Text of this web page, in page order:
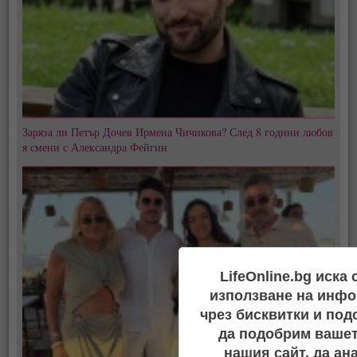
Заряза ли Петър Дочев Ирмена Чичикова? След 8 години любов
я смени с Александра Фейгин
LifeOnline.bg иска
използване на
чрез бисквитки и
да подобрим
нашия сайт, да